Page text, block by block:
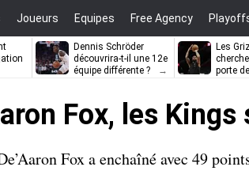
Joueurs Equipes Free Agency
Dennis Schröder
découvrira-t-il une 12e
équipe différente ?
Les
porte
Fox, les
Fox a enchaîné avec 49